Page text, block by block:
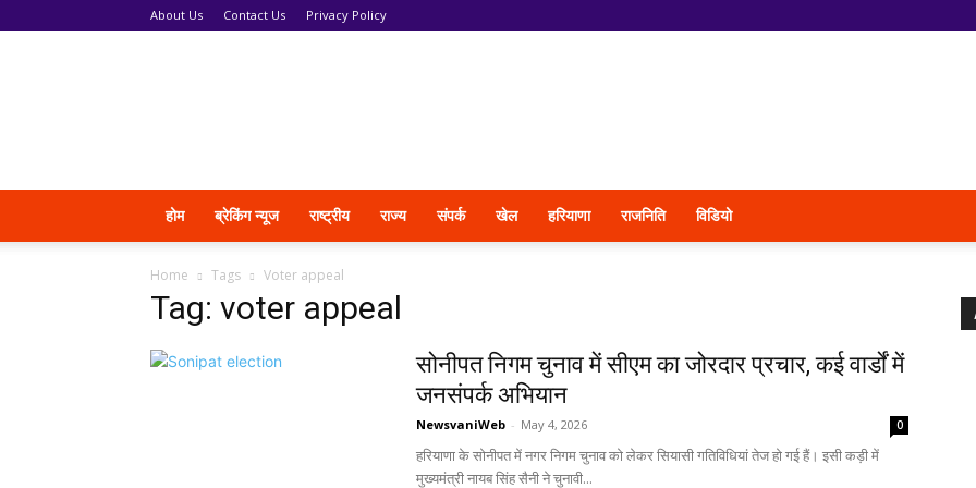
About Us Contact Us Privacy Policy
होम ब्रेकिंग न्यूज राष्ट्रीय राज्य संपर्क खेल हरियाणा राजनिति विडियो
Home Tags Voter appeal
Tag: voter appeal
सोनीपत निगम चुनाव में सीएम का जोरदार प्रचार, कई वार्डों में
जनसंपर्क अभियान
NewsvaniWeb - May 4, 2026 0
हरियाणा के सोनीपत में नगर निगम चुनाव को लेकर सियासी गतिविधियां तेज हो गई हैं। इसी कड़ी में
मुख्यमंत्री नायब सिंह सैनी ने चुनावी...